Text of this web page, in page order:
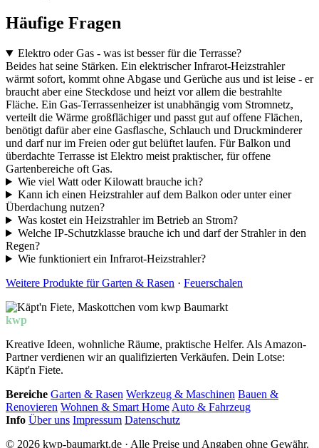
Häufige Fragen
Elektro oder Gas - was ist besser für die Terrasse?
Beides hat seine Stärken. Ein elektrischer Infrarot-Heizstrahler
wärmt sofort, kommt ohne Abgase und Gerüche aus und ist leise - er
braucht aber eine Steckdose und heizt vor allem die bestrahlte
Fläche. Ein Gas-Terrassenheizer ist unabhängig vom Stromnetz,
verteilt die Wärme großflächiger und passt gut auf offene Flächen,
benötigt dafür aber eine Gasflasche, Schlauch und Druckminderer
und darf nur im Freien oder gut belüftet laufen. Für Balkon und
überdachte Terrasse ist Elektro meist praktischer, für offene
Gartenbereiche oft Gas.
Wie viel Watt oder Kilowatt brauche ich?
Kann ich einen Heizstrahler auf dem Balkon oder unter einer
Überdachung nutzen?
Was kostet ein Heizstrahler im Betrieb an Strom?
Welche IP-Schutzklasse brauche ich und darf der Strahler in den
Regen?
Wie funktioniert ein Infrarot-Heizstrahler?
Weitere Produkte für Garten & Rasen · Feuerschalen
kwp
Kreative Ideen, wohnliche Räume, praktische Helfer. Als Amazon-
Partner verdienen wir an qualifizierten Verkäufen. Dein Lotse:
Käpt'n Fiete.
Bereiche Garten & Rasen Werkzeug & Maschinen Bauen &
Renovieren Wohnen & Smart Home Auto & Fahrzeug
Info Über uns Impressum Datenschutz
© 2026 kwp-baumarkt.de · Alle Preise und Angaben ohne Gewähr.